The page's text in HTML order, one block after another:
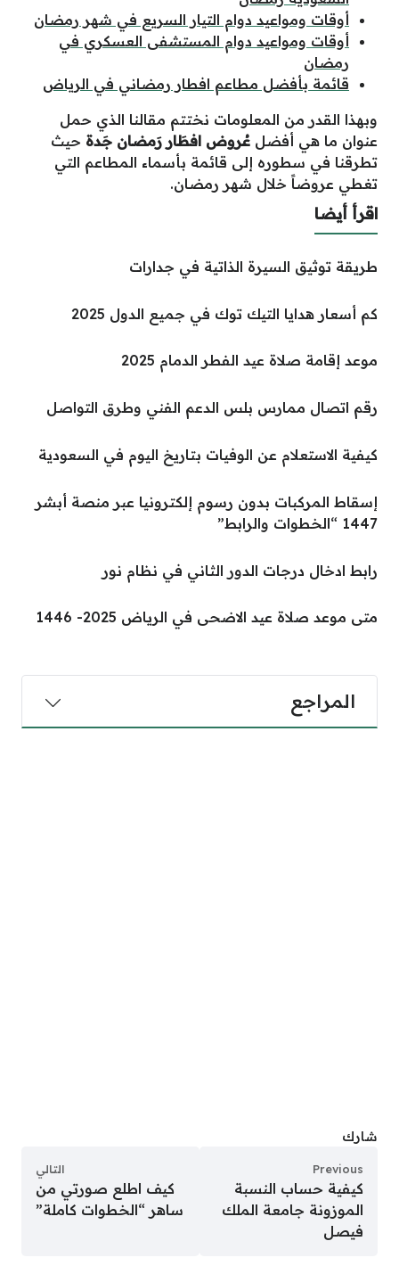
أوقات ومواعيد دوام التيار السريع في شهر رمضان
أوقات ومواعيد دوام المستشفى العسكري في
رمضان
قائمة بأفضل مطاعم افطار رمضاني في الرياض
وبهذا القدر من المعلومات نختتم مقالنا الذي حمل
عنوان ما هي أفضل عُروض افطَار رَمضان جَدة حيث
تطرقنا في سطوره إلى قائمة بأسماء المطاعم التي
تغطي عروضاً خلال شهر رمضان.
اقرأ أيضا
طريقة توثيق السيرة الذاتية في جدارات
كم أسعار هدايا التيك توك في جميع الدول 2025
موعد إقامة صلاة عيد الفطر الدمام 2025
رقم اتصال ممارس بلس الدعم الفني وطرق التواصل
كيفية الاستعلام عن الوفيات بتاريخ اليوم في السعودية
إسقاط المركبات بدون رسوم إلكترونيا عبر منصة أبشر
1447 “الخطوات والرابط”
رابط ادخال درجات الدور الثاني في نظام نور
متى موعد صلاة عيد الاضحى في الرياض 2025- 1446
المراجع
شارك
Previous
كيفية حساب النسبة
الموزونة جامعة الملك
فيصل
التالي
كيف اطلع صورتي من
ساهر “الخطوات كاملة”